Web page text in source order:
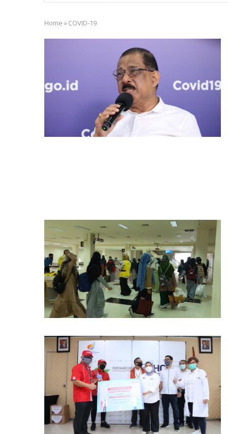
Breadcrumb
Home »COVID-19